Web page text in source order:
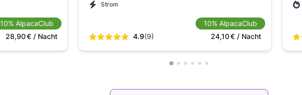
10% AlpacaClub
28,90€ / Nacht
Strom
4.9(9)
10% AlpacaClub
24,10€ / Nacht